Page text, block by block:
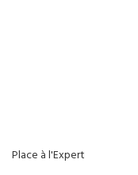
Place à l'Expert